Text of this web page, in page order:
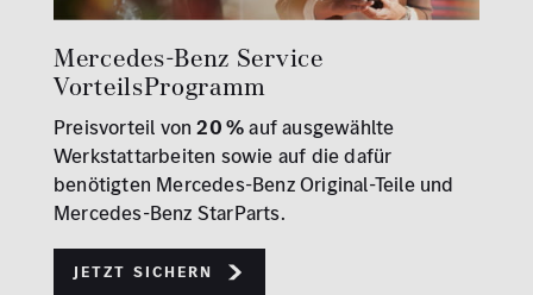
Mercedes-Benz Service
VorteilsProgramm
Preisvorteil von20 %auf ausgewählte
Werkstattarbeiten sowie auf die dafür
benötigten Mercedes-Benz Original-Teile und
Mercedes-Benz StarParts.
Jetzt sichern